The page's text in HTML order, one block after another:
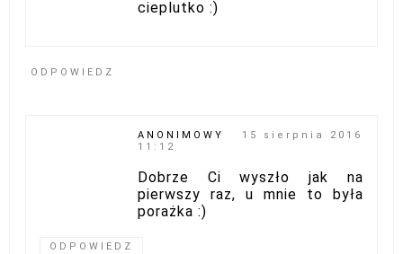
cieplutko :)
ODPOWIEDZ
ANONIMOWY
15 sierpnia 2016
11:12
Dobrze Ci wyszło jak na
pierwszy raz, u mnie to była
porażka :)
ODPOWIEDZ